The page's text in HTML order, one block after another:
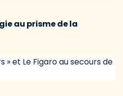
au prisme de la